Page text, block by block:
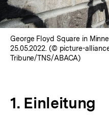
George Floyd Square in
25.05.2022. (© picture-
Tribune/TNS/ABACA)
1. Einleitung